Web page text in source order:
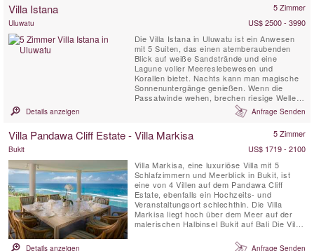
Villa Istana 5 Zimmer
Uluwatu
US$ 2500 - 3990
Die Villa Istana in Uluwatu ist ein Anwesen
mit 5 Suiten, das einen atemberaubenden
Blick auf weiße Sandstrände und eine
Lagune voller Meereslebewesen und
Korallen bietet. Nachts kann man magische
Sonnenuntergänge genießen. Wenn die
Passatwinde wehen, brechen riesige Wellen
auf das umliegende Riff und erzeugen
perfekte Bedingungen, die Surfer aus der
Details anzeigen Anfrage Senden
Villa Pandawa Cliff Estate - Villa Markisa 5 Zimmer
Bukit
US$ 1719 - 2100
Villa Markisa, eine luxuriöse Villa mit 5
Schlafzimmern und Meerblick in Bukit, ist
eine von 4 Villen auf dem Pandawa Cliff
Estate, ebenfalls ein Hochzeits- und
Veranstaltungsort schlechthin. Die Villa
Markisa liegt hoch über dem Meer auf der
malerischen Halbinsel Bukit auf Bali Die Villa
Freunden und Familiengruppen ein
Details anzeigen Anfrage Senden